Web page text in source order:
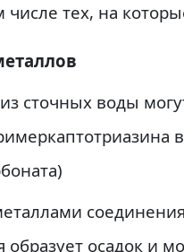
числе тех, на
сточных воды
образует осадок и